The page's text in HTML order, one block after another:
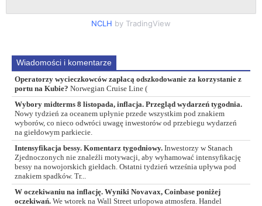
NCLH by TradingView
Wiadomości i komentarze
Operatorzy wycieczkowców zapłacą odszkodowanie za korzystanie z
portu na Kubie? Norwegian Cruise Line (
Wybory midterms 8 listopada, inflacja. Przegląd wydarzeń tygodnia.
Nowy tydzień za oceanem upłynie przede wszystkim pod znakiem
wyborów, co nieco odwróci uwagę inwestorów od przebiegu wydarzeń
na giełdowym parkiecie.
Intensyfikacja bessy. Komentarz tygodniowy. Inwestorzy w Stanach
Zjednoczonych nie znaleźli motywacji, aby wyhamować intensyfikację
bessy na nowojorskich giełdach. Ostatni tydzień września upływa pod
znakiem spadków. Tr...
W oczekiwaniu na inflację. Wyniki Novavax, Coinbase poniżej
oczekiwań. We wtorek na Wall Street urlopowa atmosfera. Handel